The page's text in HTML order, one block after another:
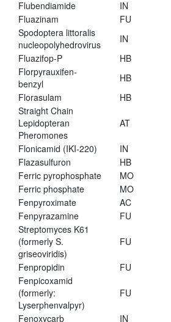
Flubendiamide IN
Fluazinam
FU
Spodoptera littoralis
nucleopolyhedrovirus
IN
Fluazifop-P
HB
Florpyrauxifen-
benzyl
HB
Florasulam
HB
Straight Chain
Lepidopteran
Pheromones
AT
Flonicamid (IKI-220) IN
Flazasulfuron
HB
Ferric pyrophosphate
MO
Ferric phosphate
MO
Fenpyroximate
AC
Fenpyrazamine
FU
Streptomyces K61
(formerly S.
griseoviridis)
FU
Fenpropidin FU
Fenpicoxamid
(formerly:
Lyserphenvalpyr)
FU
Fenoxycarb IN